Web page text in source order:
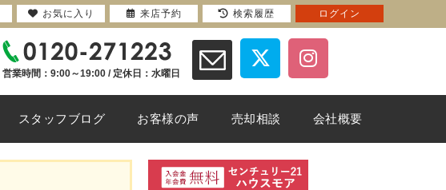
営業時間：9:00～19:00 / 定休日：水曜日
スタッフブログ お客様の声 売却相談 会社概要
お気に入り 来店予約 検索履歴 ログイン